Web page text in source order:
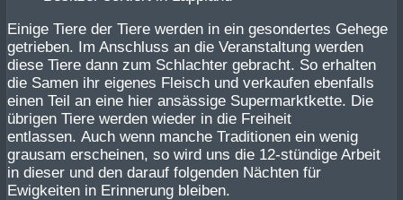
Einige Tiere der Tiere werden in ein gesondertes Gehege
getrieben. Im Anschluss an die Veranstaltung werden
diese Tiere dann zum Schlachter gebracht. So erhalten
die Samen ihr eigenes Fleisch und verkaufen ebenfalls
einen Teil an eine hier ansässige Supermarktkette. Die
übrigen Tiere werden wieder in die Freiheit
entlassen. Auch wenn manche Traditionen ein wenig
grausam erscheinen, so wird uns die 12-stündige Arbeit
in dieser und den darauf folgenden Nächten für
Ewigkeiten in Erinnerung bleiben.